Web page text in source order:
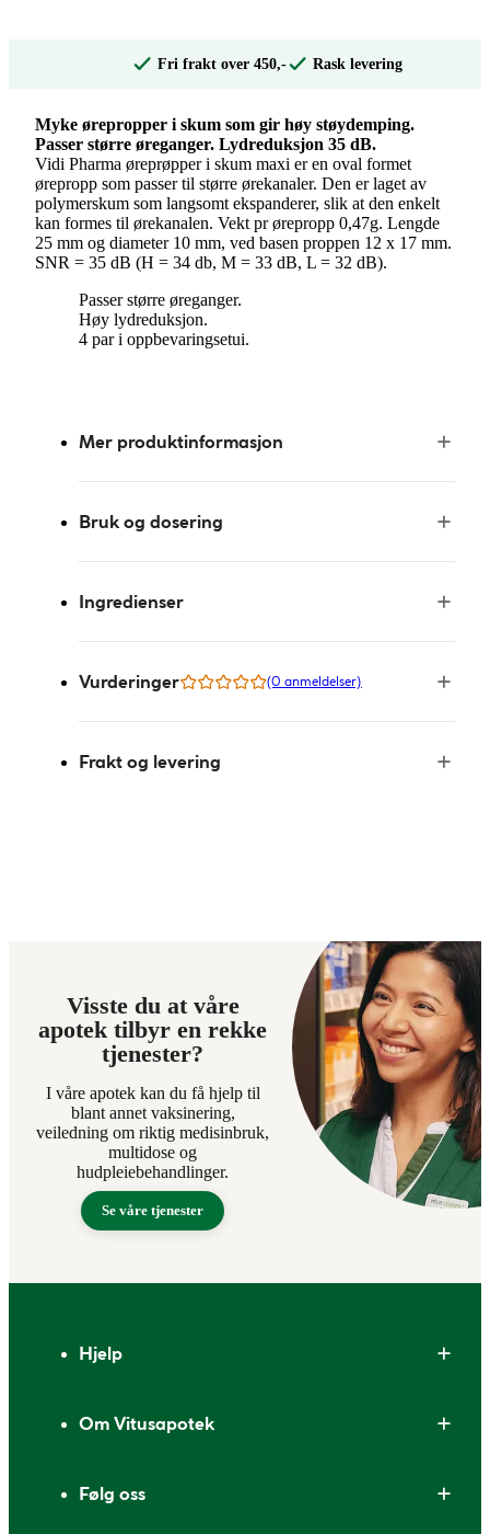
Fri frakt over 450,- Rask levering
Myke ørepropper i skum som gir høy støydemping.
Passer større øreganger. Lydreduksjon 35 dB.
Vidi Pharma øreprøpper i skum maxi er en oval formet
ørepropp som passer til større ørekanaler. Den er laget av
polymerskum som langsomt ekspanderer, slik at den enkelt
kan formes til ørekanalen. Vekt pr ørepropp 0,47g. Lengde
25 mm og diameter 10 mm, ved basen proppen 12 x 17 mm.
SNR = 35 dB (H = 34 db, M = 33 dB, L = 32 dB).
Passer større øreganger.
Høy lydreduksjon.
4 par i oppbevaringsetui.
Mer produktinformasjon
Bruk og dosering
Ingredienser
Vurderinger (0 anmeldelser)
Frakt og levering
Visste du at våre
apotek tilbyr en rekke
tjenester?
I våre apotek kan du få hjelp til
blant annet vaksinering,
veiledning om riktig medisinbruk,
multidose og
hudpleiebehandlinger.
Se våre tjenester
Hjelp
Om Vitusapotek
Følg oss